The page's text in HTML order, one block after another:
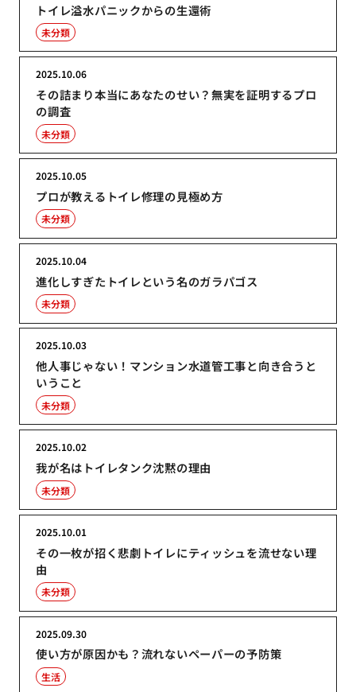
トイレ溢水パニックからの生還術
未分類
その詰まり本当にあなたのせい？無実を証明するプロ
の調査
2025.10.06
未分類
プロが教えるトイレ修理の見極め方
2025.10.05
未分類
進化しすぎたトイレという名のガラパゴス
2025.10.04
未分類
他人事じゃない！マンション水道管工事と向き合うと
いうこと
2025.10.03
未分類
我が名はトイレタンク沈黙の理由
2025.10.02
未分類
その一枚が招く悲劇トイレにティッシュを流せない理
由
2025.10.01
未分類
使い方が原因かも？流れないペーパーの予防策
2025.09.30
生活